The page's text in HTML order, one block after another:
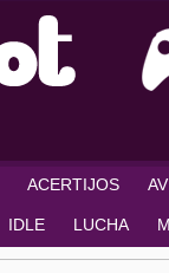
ACERTIJOS
IDLE LUCHA